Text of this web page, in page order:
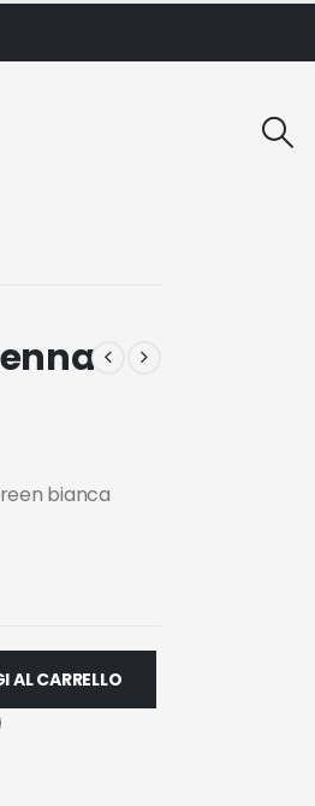
bianca
AL CARRELLO